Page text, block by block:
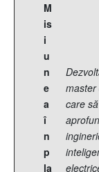
M
is
i
u
n
e
a
î
n
p
la
master
care